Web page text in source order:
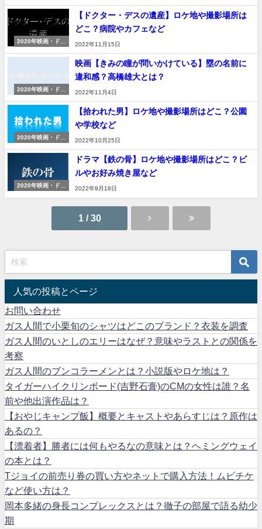
2020年映画・ドラ
【ドクター・デスの遺産】ロケ地や撮影場所は
どこ？病院やカフェなど
2022年11月15日
2020年映画・ドラ
映画【きみの瞳が問いかけている】塁の名前に
違和感？高橋雄大とは？
2022年11月4日
2020年映画・ドラ
【拾われた男】ロケ地や撮影場所はどこ？公園
や学校など
2022年10月25日
2020年映画・ドラ
ドラマ【鉄の骨】ロケ地や撮影場所はどこ？ビ
ルやお好み焼き屋など
2022年9月18日
1 / 30
人気の投稿とページ
お問い合わせ
ガス人間で小栗旬のシャツはどこのブランド？衣装を調査
ガス人間のいとしのエリーはなぜ？意味やラストとの関係を
考察
ガス人間のブンコラーメンとは？小説版やロケ地は？
タイガーハイクリンボード(吉野石膏)のCMの女性は誰？名
前や他出演作品は？
【おやじキャンプ飯】概要とキャストやあらすじは？原作は
あるの？
【漂着者】勝者には何もやるなの意味とは？ヘミングウェイ
の本とは？
Tジョイの前売り券の買い方やネットで購入方法！ムビチケ
など使い方は？
岡本多緒の身長コンプレックスとは？徹子の部屋で語る幼少
期